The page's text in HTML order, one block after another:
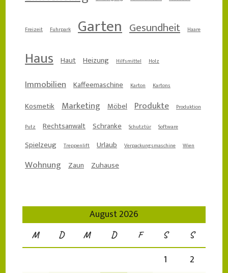
Freizeit Fuhrpark Garten Gesundheit Haare
Haus Haut Heizung Hilfsmittel Holz
Immobilien Kaffeemaschine Karton Kartons
Kosmetik Marketing Möbel Produkte Produktion
Putz Rechtsanwalt Schranke Schutztür Software
Spielzeug Treppenlift Urlaub Verpackungsmaschine Wien
Wohnung Zaun Zuhause
August 2026
M D M D F S S
1
2